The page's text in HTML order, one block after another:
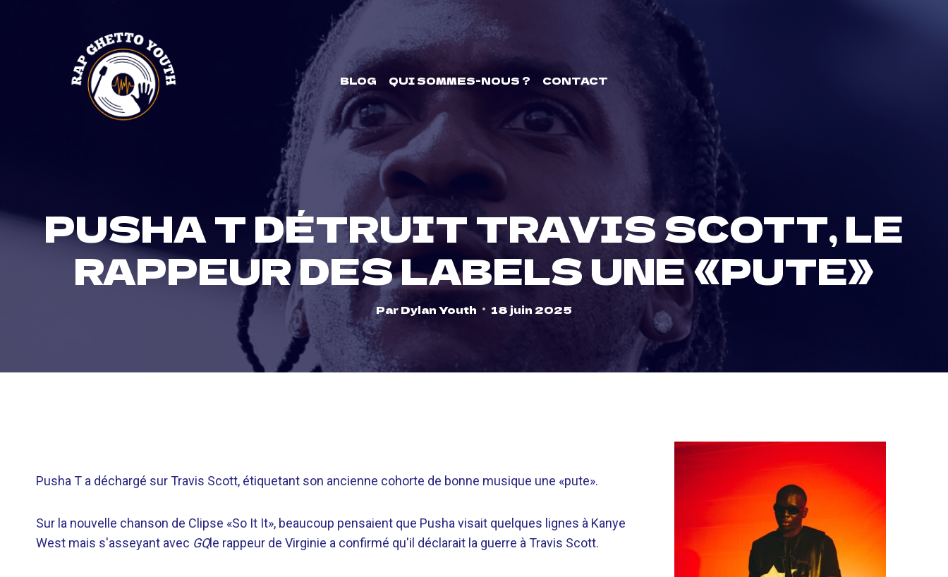
BLOG QUI SOMMES-NOUS ? CONTACT
PUSHA T DÉTRUIT TRAVIS SCOTT, LE
RAPPEUR DES LABELS UNE «PUTE»
ParDylan Youth 18 juin 2025
Pusha T a déchargé sur Travis Scott, étiquetant son ancienne cohorte de bonne musique une «pute».
Sur la nouvelle chanson de Clipse «So It It», beaucoup pensaient que Pusha visait quelques lignes à Kanye
West mais s'asseyant avec GQle rappeur de Virginie a confirmé qu'il déclarait la guerre à Travis Scott.